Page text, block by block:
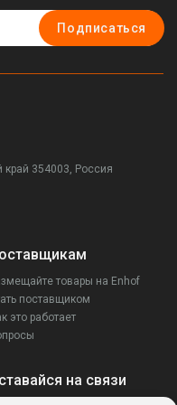
Подписаться
край 354003, Россия
товары на Enhof
поставщиком
это работает
на связи